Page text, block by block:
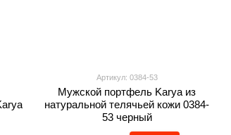
Артикул: 0384-53
Мужской портфель Karya из
натуральной телячьей кожи 0384-
53 черный